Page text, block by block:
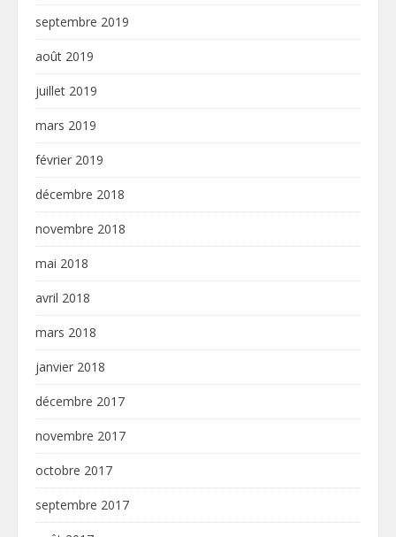
septembre 2019
août 2019
juillet 2019
mars 2019
février 2019
décembre 2018
novembre 2018
mai 2018
avril 2018
mars 2018
janvier 2018
décembre 2017
novembre 2017
octobre 2017
septembre 2017